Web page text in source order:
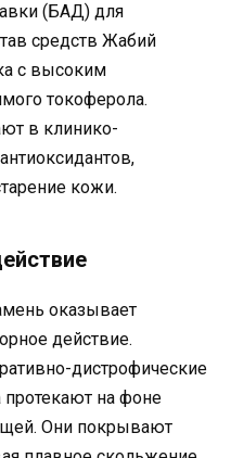
(БАД) для
средств Жабий
с высоким
токоферола.
в клинико-
кожи.
оказывает
действие.
дистрофические
протекают на фоне
Они покрывают